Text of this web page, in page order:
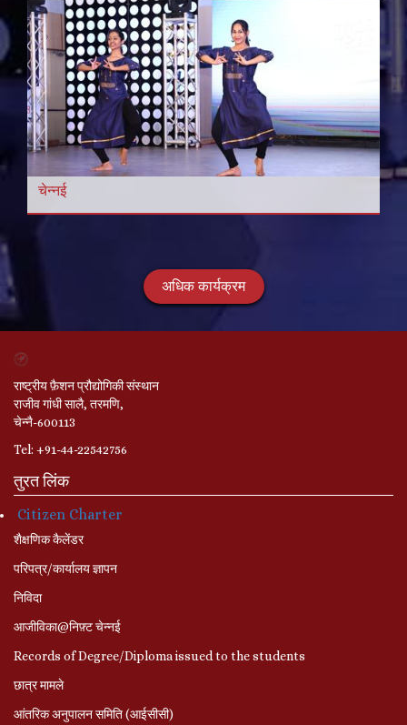
चेन्नई
अधिक कार्यक्रम
राष्ट्रीय फ़ैशन प्रौद्योगिकी संस्थान
राजीव गांधी सालै, तरमणि,
चेन्नै-600113
Tel: +91-44-22542756
तुरत लिंक
Citizen Charter
शैक्षणिक कैलेंडर
परिपत्र/कार्यालय ज्ञापन
निविदा
आजीविका@निफ़्ट चेन्नई
Records of Degree/Diploma issued to the students
छात्र मामले
आंतरिक अनुपालन समिति (आईसीसी)